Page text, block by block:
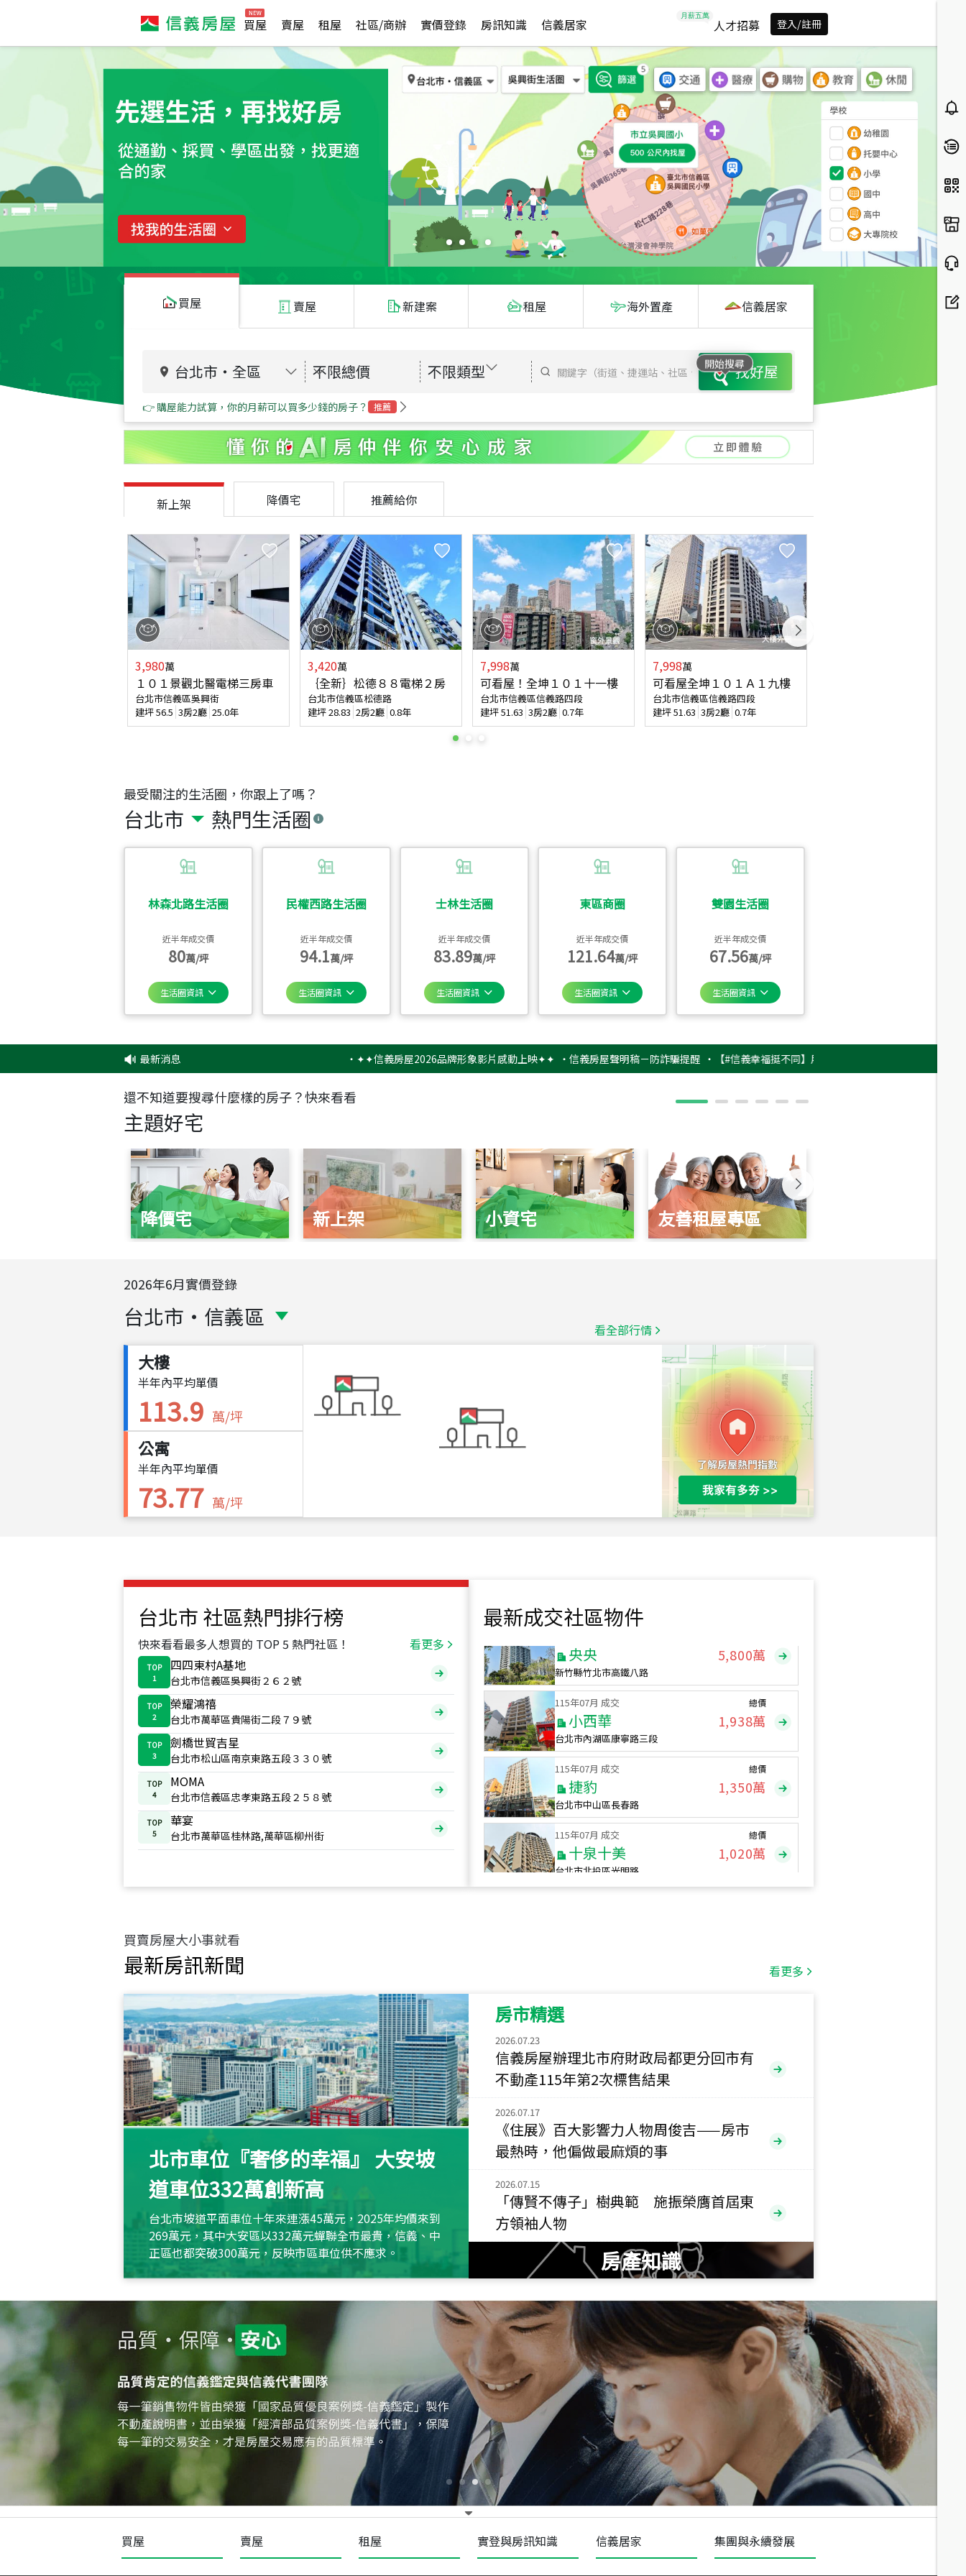
買屋 賣屋 租屋 社區/商辦 實價登錄 房訊知識 信義居家 人才招募 登入/註冊
買屋 賣屋 新建案 租屋 海外置產 信義居家
台北市 ・ 全區 不限總價 不限類型
開始搜尋
找好屋
👉 購屋能力試算，你的月薪可以買多少錢的房子？ 推薦
最受關注的生活圈，你跟上了嗎？
台北市 熱門生活圈
林森北路生活圈
近半年成交價
80萬/坪
生活圈資訊
民權西路生活圈
近半年成交價
94.1萬/坪
生活圈資訊
士林生活圈
近半年成交價
83.89萬/坪
生活圈資訊
東區商圈
近半年成交價
121.64萬/坪
生活圈資訊
雙園生活圈
近半年成交價
67.56萬/坪
生活圈資訊
新上架 降價宅 推薦給你
3,980萬
１０１景觀北醫電梯三房車
台北市信義區吳興街
建坪56.5 3房2廳 25.0年
3,420萬
｛全新｝松德８８電梯２房
台北市信義區松德路
建坪28.83 2房2廳 0.8年
7,998萬
可看屋！全坤１０１十一樓
台北市信義區信義路四段
建坪51.63 3房2廳 0.7年
7,998萬
可看屋全坤１０１Ａ１九樓
台北市信義區信義路四段
建坪51.63 3房2廳 0.7年
最新消息 ✦✦信義房屋2026品牌形象影片感動上映✦✦ ‧信義房屋聲明稿－防詐騙提醒 ‧【#信義幸福挺不同】用實力，讓升職免抽號碼牌！最新雇主品
還不知道要搜尋什麼樣的房子？快來看看
主題好宅
降價宅 新上架 小資宅 友善租屋專區
2026年6月實價登錄
台北市 ・ 信義區 看全部行情
大樓
半年內平均單價
113.9 萬/坪
公寓
半年內平均單價
73.77 萬/坪
台北市 社區熱門排行榜
快來看看最多人想買的 TOP 5 熱門社區！ 看更多
TOP
1
四四東村A基地
台北市信義區吳興街２６２號
TOP
2
榮耀鴻禧
台北市萬華區貴陽街二段７９號
TOP
3
劍橋世貿吉星
台北市松山區南京東路五段３３０號
TOP
4
MOMA
台北市信義區忠孝東路五段２５８號
TOP
5
華宴
台北市萬華區桂林路,萬華區柳州街
最新成交社區物件
台北市中山區長春路
1,020萬
總價
490萬
新竹市新竹市慈祥路
總價
1,808萬
115年07月 成交
新竹縣竹北市高鐵八路
115年07月 成交
小西華
台北市內湖區康寧路三段
總價
1,938萬
115年07月 成交
捷豹
台北市中山區長春路
總價
1,350萬
115年07月 成交
十泉十美
台北市北投區光明路
總價
1,020萬
115年07月 成交
115
新北市永和區環河西路二段
115年07月 成交
央央 5,800萬
115年07月 成交
小西華 1,938萬
115
台北市中山區長春路
115年07月 成交
十泉十美
台北市北投區光明路
總價
1,020萬
年 07月 成交
四維天廈
新竹市新竹市四維路
總價
490萬
115 月 成交
菁英典藏
新竹市新竹市慈祥路
1,808
買賣房屋大小事就看
最新房訊新聞 看更多
北市車位『奢侈的幸福』 大安坡
道車位332萬創新高
台北市坡道平面車位十年來連漲45萬元，2025年均價來到
269萬元，其中大安區以332萬元蟬聯全市最貴，信義、中
正區也都突破300萬元，反映市區車位供不應求。
房市精選
2026.07.23
信義房屋辦理北市府財政局都更分回市有
不動產115年第2次標售結果
2026.07.17
《住展》百大影響力人物周俊吉——房市
最熱時，他偏做最麻煩的事
2026.07.15
「傳賢不傳子」樹典範 施振榮膺首屆東
方領袖人物
房產知識
買屋 賣屋 租屋 實登與房訊知識 信義居家 集團與永續發展